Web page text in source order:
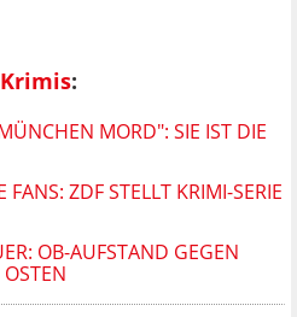
:
MORD": SIE IST DIE
FANS: ZDF STELLT KRIMI-SERIE
OB-AUFSTAND GEGEN